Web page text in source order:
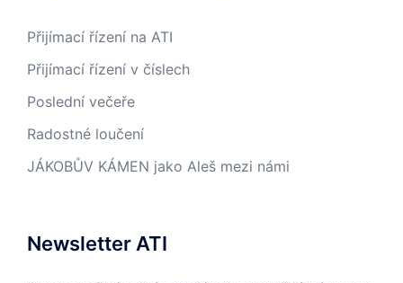
Přijímací řízení na ATI
Přijímací řízení v číslech
Poslední večeře
Radostné loučení
JÁKOBŮV KÁMEN jako Aleš mezi námi
Newsletter ATI